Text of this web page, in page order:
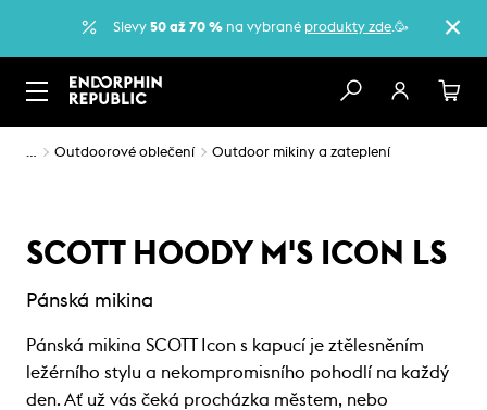
Slevy 50 až 70 % na vybrané produkty zde.🥳
… Outdoorové oblečení Outdoor mikiny a zateplení
SCOTT HOODY M'S ICON LS
Pánská mikina
Pánská mikina SCOTT Icon s kapucí je ztělesněním
ležérního stylu a nekompromisního pohodlí na každý
den. Ať už vás čeká procházka městem, nebo